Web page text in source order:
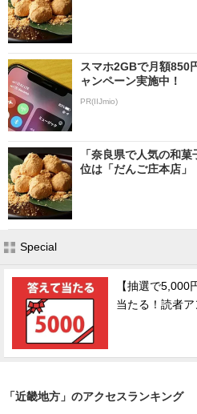
スマホ2GBで月額850
ャンペーン実施中！
PR(IIJmio)
「奈良県で人気の和
位は「だんご庄本店」
Special
【抽選で5,000
当たる！読者
「近畿地方」のアクセスランキング